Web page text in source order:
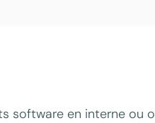
software en interne ou